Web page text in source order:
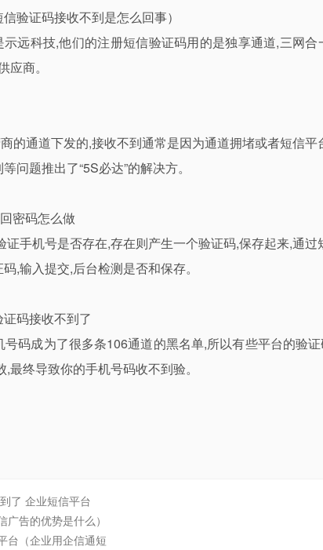
远科技,他们的注册短信验证码用的是独享通道,三网
商。
的通道下发的,接收不到通常是因为通道拥堵或者短信平
问题推出了“5S必达”的解决方。
密码怎么做
手机号是否存在,存在则产生一个验证码,保存起来,通过
,输入提交,后台检测是否和保存。
码接收不到了
码成为了很多条106通道的黑名单,所以有些平台的验
终导致你的手机号码收不到验。
了 企业短信平台
告的优势是什么）
台（企业用企信通短